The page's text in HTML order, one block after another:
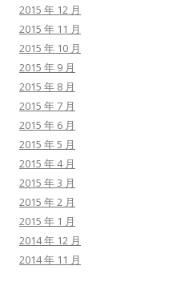
2015 年 12 月
2015 年 11 月
2015 年 10 月
2015 年 9 月
2015 年 8 月
2015 年 7 月
2015 年 6 月
2015 年 5 月
2015 年 4 月
2015 年 3 月
2015 年 2 月
2015 年 1 月
2014 年 12 月
2014 年 11 月